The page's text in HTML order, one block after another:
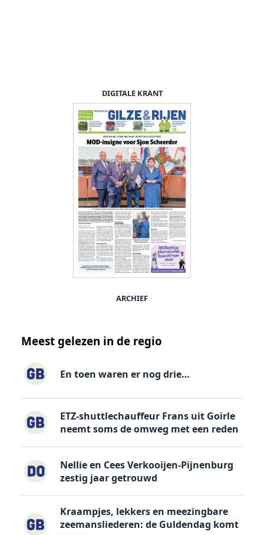
DIGITALE KRANT
ARCHIEF
Meest gelezen in de regio
En toen waren er nog drie…
ETZ-shuttlechauffeur Frans uit Goirle
neemt soms de omweg met een reden
Nellie en Cees Verkooijen-Pijnenburg
zestig jaar getrouwd
Kraampjes, lekkers en meezingbare
zeemansliederen: de Guldendag komt